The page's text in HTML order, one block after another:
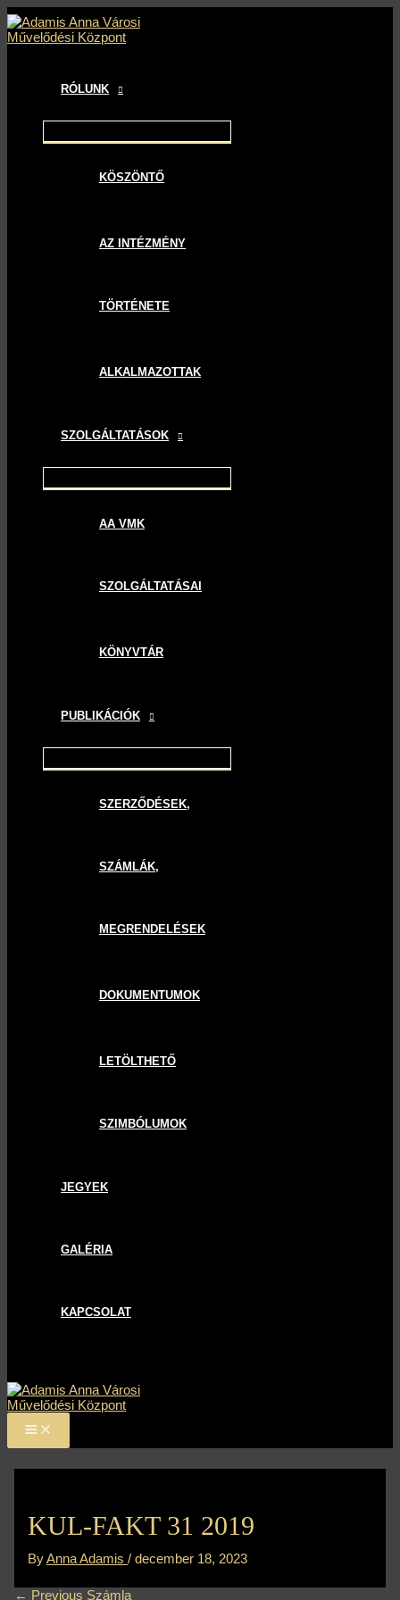
Skip
to
content
RÓLUNK
MENU
TOGGLE
KÖSZÖNTŐ
AZ INTÉZMÉNY
TÖRTÉNETE
ALKALMAZOTTAK
SZOLGÁLTATÁSOK
MENU
TOGGLE
AA VMK
SZOLGÁLTATÁSAI
KÖNYVTÁR
PUBLIKÁCIÓK
MENU
TOGGLE
SZERZŐDÉSEK,
SZÁMLÁK,
MEGRENDELÉSEK
DOKUMENTUMOK
LETÖLTHETŐ
SZIMBÓLUMOK
JEGYEK
GALÉRIA
KAPCSOLAT
KUL-FAKT 31 2019
ByAnna Adamis/december 18, 2023
Bejegyzés
navigáció
← Previous Számla